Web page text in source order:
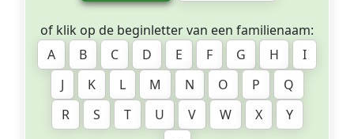
of klik op de beginletter van een familienaam:
A
B C D E F G H
I
J
K L M N O P
Q
R
S T U V W X
Y